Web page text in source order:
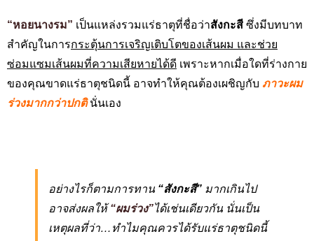
“หอยนางรม” เป็นแหล่งรวมแร่ธาตุที่ชื่อว่าสังกะสี ซึ่งมีบทบาท
สำคัญในการกระตุ้นการเจริญเติบโตของเส้นผม และช่วย
ซ่อมแซมเส้นผมที่ความเสียหายได้ดี เพราะหากเมื่อใดที่ร่างกาย
ของคุณขาดแร่ธาตุชนิดนี้ อาจทำให้คุณต้องเผชิญกับ ภาวะผม
ร่วงมากกว่าปกตินั่นเอง
อย่างไรก็ตามการทาน “สังกะสี” มากเกินไป
อาจส่งผลให้“ผมร่วง”ได้เช่นเดียวกัน นั่นเป็น
เหตุผลที่ว่า…ทำไมคุณควรได้รับแร่ธาตุชนิดนี้